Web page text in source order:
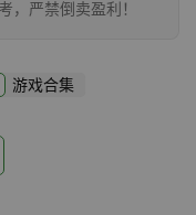
，严禁倒卖盈利！
游戏合集